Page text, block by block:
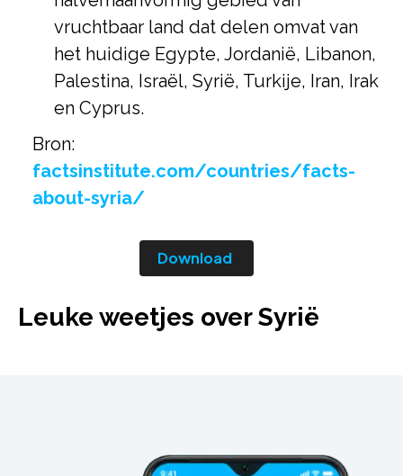
vruchtbaar land dat delen omvat van
het huidige Egypte, Jordanië, Libanon,
Palestina, Israël, Syrië, Turkije, Iran, Irak
en Cyprus.
Bron:
factsinstitute.com/countries/facts-
about-syria/
Download
Leuke weetjes over Syrië